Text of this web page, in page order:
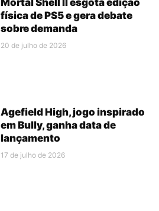
Mortal Shell II esgota edição
física de PS5 e gera debate
sobre demanda
20 de julho de 2026
Agefield High, jogo inspirado
em Bully, ganha data de
lançamento
17 de julho de 2026